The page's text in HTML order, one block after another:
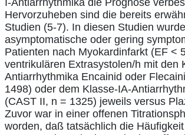
Hervorzuheben sind die bereits
Studien (5-7). In diesen Studien
asymptomatische oder gering
Patienten nach Myokardinfarkt (EF <
ventrikulären Extrasystolen/h mit den
Antiarrhythmika Encainid oder
1498) oder dem Klasse-IA-
(CAST II, n = 1325) jeweils versus
Zuvor war in einer offenen
worden, daß tatsächlich die